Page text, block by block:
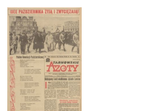
Robotniczego Zakładów
Feliksa Dzierżyńskiego. 1967,
Tarnowskie Azoty : Organ
Robotniczego Zakładów
Feliksa Dzierżyńskiego. 1967,
Tarnowskie Azoty : Organ
Robotniczego Zakładów
Feliksa Dzierżyńskiego. 1967,